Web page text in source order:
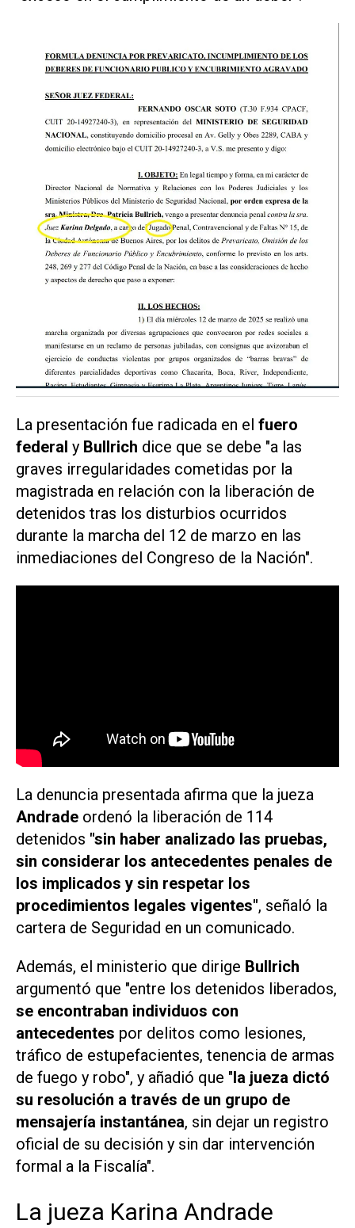
La presentación fue radicada en el fuero
federal y Bullrich dice que se debe "a las
graves irregularidades cometidas por la
magistrada en relación con la liberación de
detenidos tras los disturbios ocurridos
durante la marcha del 12 de marzo en las
inmediaciones del Congreso de la Nación".
La denuncia presentada afirma que la jueza
Andrade ordenó la liberación de 114
detenidos "sin haber analizado las pruebas,
sin considerar los antecedentes penales de
los implicados y sin respetar los
procedimientos legales vigentes", señaló la
cartera de Seguridad en un comunicado.
Además, el ministerio que dirige Bullrich
argumentó que "entre los detenidos liberados,
se encontraban individuos con
antecedentes por delitos como lesiones,
tráfico de estupefacientes, tenencia de armas
de fuego y robo", y añadió que "la jueza dictó
su resolución a través de un grupo de
mensajería instantánea, sin dejar un registro
oficial de su decisión y sin dar intervención
formal a la Fiscalía".
La jueza Karina Andrade